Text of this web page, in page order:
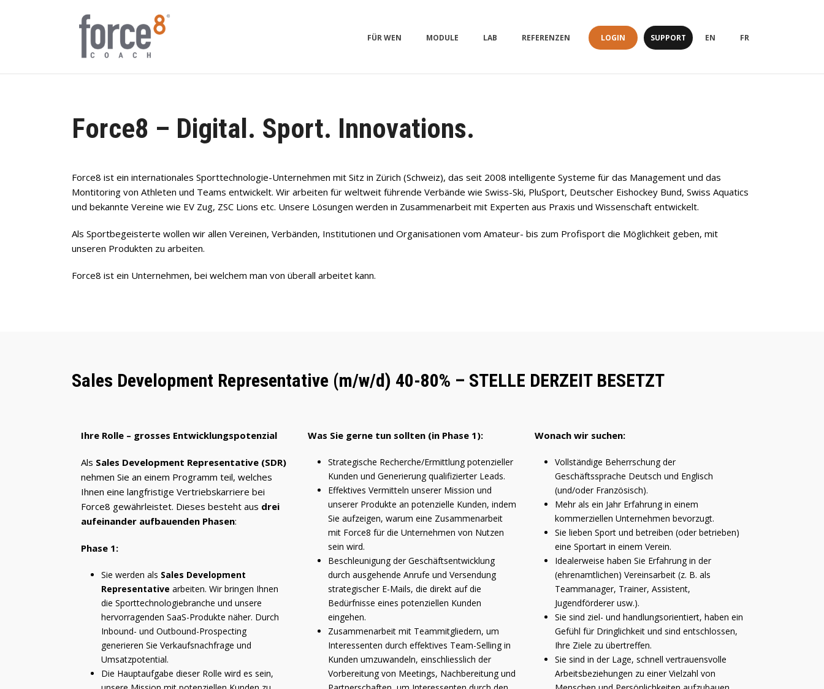
FÜR WEN MODULE LAB REFERENZEN LOGIN SUPPORT EN FR
Force8 – Digital. Sport. Innovations.
Force8 ist ein internationales Sporttechnologie-Unternehmen mit Sitz in Zürich (Schweiz), das seit 2008 intelligente Systeme für das Management und das
Montitoring von Athleten und Teams entwickelt. Wir arbeiten für weltweit führende Verbände wie Swiss-Ski, PluSport, Deutscher Eishockey Bund, Swiss Aquatics
und bekannte Vereine wie EV Zug, ZSC Lions etc. Unsere Lösungen werden in Zusammenarbeit mit Experten aus Praxis und Wissenschaft entwickelt.
Als Sportbegeisterte wollen wir allen Vereinen, Verbänden, Institutionen und Organisationen vom Amateur- bis zum Profisport die Möglichkeit geben, mit
unseren Produkten zu arbeiten.
Force8 ist ein Unternehmen, bei welchem man von überall arbeitet kann.
Sales Development Representative (m/w/d) 40-80% – STELLE DERZEIT BESETZT
Ihre Rolle – grosses Entwicklungspotenzial
Als Sales Development Representative (SDR)
nehmen Sie an einem Programm teil, welches
Ihnen eine langfristige Vertriebskarriere bei
Force8 gewährleistet. Dieses besteht aus drei
aufeinander aufbauenden Phasen:
Phase 1:
Sie werden als Sales Development
Representative arbeiten. Wir bringen Ihnen
die Sporttechnologiebranche und unsere
hervorragenden SaaS-Produkte näher. Durch
Inbound- und Outbound-Prospecting
generieren Sie Verkaufsnachfrage und
Umsatzpotential.
Die Hauptaufgabe dieser Rolle wird es sein,
Was Sie gerne tun sollten (in Phase 1):
Strategische Recherche/Ermittlung potenzieller
Kunden und Generierung qualifizierter Leads.
Effektives Vermitteln unserer Mission und
unserer Produkte an potenzielle Kunden, indem
Sie aufzeigen, warum eine Zusammenarbeit
mit Force8 für die Unternehmen von Nutzen
sein wird.
Beschleunigung der Geschäftsentwicklung
durch ausgehende Anrufe und Versendung
strategischer E-Mails, die direkt auf die
Bedürfnisse eines potenziellen Kunden
eingehen.
Zusammenarbeit mit Teammitgliedern, um
Interessenten durch effektives Team-Selling in
Kunden umzuwandeln, einschliesslich der
Vorbereitung von Meetings, Nachbereitung und
Wonach wir suchen:
Vollständige Beherrschung der
Geschäftssprache Deutsch und Englisch
(und/oder Französisch).
Mehr als ein Jahr Erfahrung in einem
kommerziellen Unternehmen bevorzugt.
Sie lieben Sport und betreiben (oder betrieben)
eine Sportart in einem Verein.
Idealerweise haben Sie Erfahrung in der
(ehrenamtlichen) Vereinsarbeit (z. B. als
Teammanager, Trainer, Assistent,
Jugendförderer usw.).
Sie sind ziel- und handlungsorientiert, haben ein
Gefühl für Dringlichkeit und sind entschlossen,
Ihre Ziele zu übertreffen.
Sie sind in der Lage, schnell vertrauensvolle
Arbeitsbeziehungen zu einer Vielzahl von